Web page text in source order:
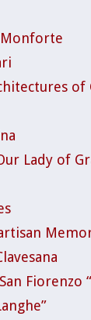
Monforte
of
Lady of
Fiorenzo